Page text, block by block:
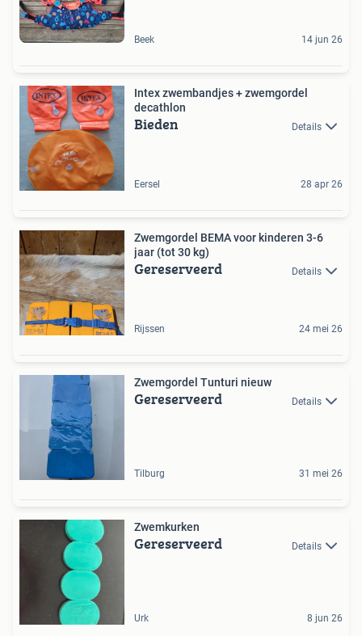
Beek 14 jun 26
Intex zwembandjes + zwemgordel
decathlon
Bieden Details
Eersel 28 apr 26
Zwemgordel BEMA voor kinderen 3-6
jaar (tot 30 kg)
Gereserveerd Details
Rijssen 24 mei 26
Zwemgordel Tunturi nieuw
Gereserveerd Details
Tilburg 31 mei 26
Zwemkurken
Gereserveerd Details
Urk 8 jun 26